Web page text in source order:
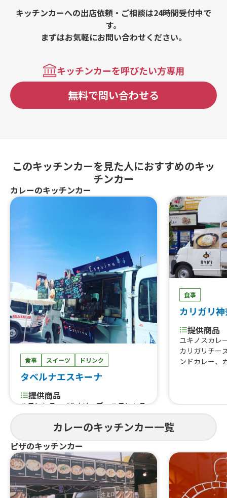
キッチンカーへの出店依頼・ご相談は24時間受付中で
す。
まずはお気軽にお問い合わせください。
キッチンカーを呼びたい方専用
無料で問い合わせる
このキッチンカーを見た人におすすめのキッ
チンカー
カレーのキッチンカー
食事 スイーツ ドリンク
タベルナエスキーナ
提供商品
ハモンセラーノ&オリーブ、ハモンセラ
ーノのバゲットサンド、タコス、自家
製シロップソーダ、USオーガニック&
ォンケーキ、チュロスonアイス、自家
製チキンハムとアボカドのサラダライ
ス、サーモンとたっぷり野菜のクリー
ムシチューライス、真鱈のココナッツ
カレー、サーモンとアボカドのポキラ
食事
カリガリ
提供商品
ユキノスカレ
カリガリチー
ンドカレー、
カレーのキッチンカー一覧
ピザのキッチンカー